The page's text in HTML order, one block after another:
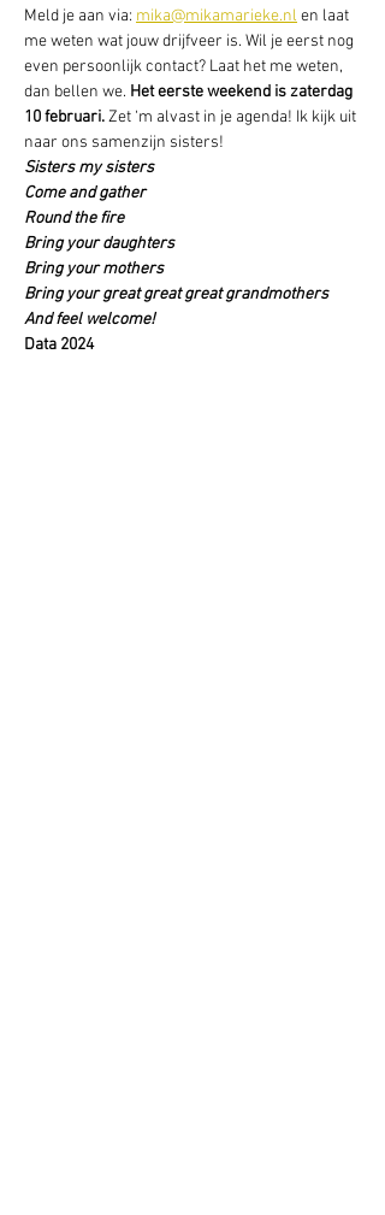
Meld je aan via: mika@mikamarieke.nl en laat
me weten wat jouw drijfveer is. Wil je eerst nog
even persoonlijk contact? Laat het me weten,
dan bellen we. Het eerste weekend is zaterdag
10 februari. Zet ‘m alvast in je agenda! Ik kijk uit
naar ons samenzijn sisters!
Sisters my sisters
Come and gather
Round the fire
Bring your daughters
Bring your mothers
Bring your great great great grandmothers
And feel welcome!
Data 2024